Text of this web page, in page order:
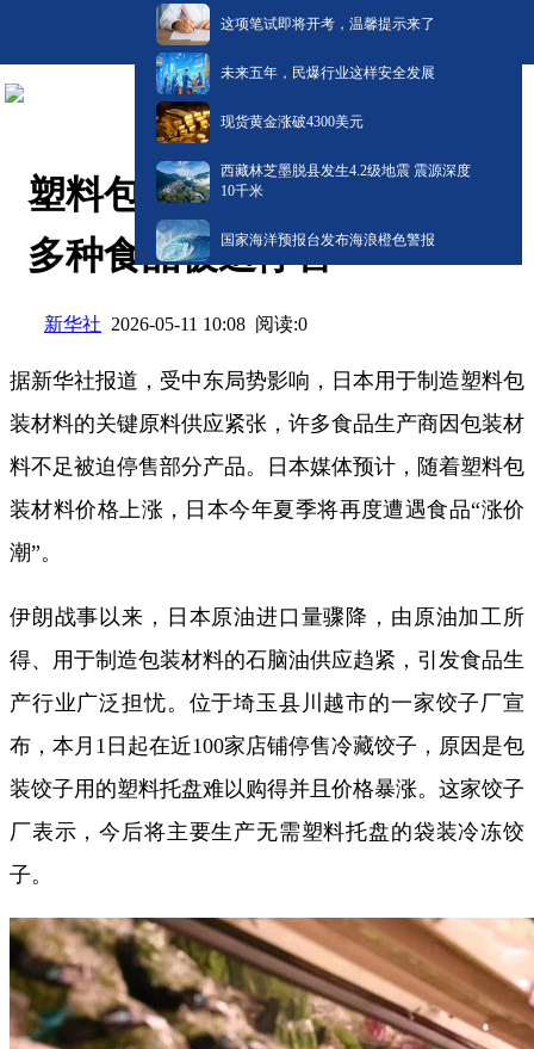
这项笔试即将开考，温馨提示来了
未来五年，民爆行业这样安全发展
现货黄金涨破4300美元
西藏林芝墨脱县发生4.2级地震 震源深度
10千米
国家海洋预报台发布海浪橙色警报
塑料包装材料供应紧缺 日本
多种食品被迫停售
新华社 2026-05-11 10:08 阅读:0
据新华社报道，受中东局势影响，日本用于制造塑料包
装材料的关键原料供应紧张，许多食品生产商因包装材
料不足被迫停售部分产品。日本媒体预计，随着塑料包
装材料价格上涨，日本今年夏季将再度遭遇食品“涨价
潮”。
伊朗战事以来，日本原油进口量骤降，由原油加工所
得、用于制造包装材料的石脑油供应趋紧，引发食品生
产行业广泛担忧。位于埼玉县川越市的一家饺子厂宣
布，本月1日起在近100家店铺停售冷藏饺子，原因是包
装饺子用的塑料托盘难以购得并且价格暴涨。这家饺子
厂表示，今后将主要生产无需塑料托盘的袋装冷冻饺
子。